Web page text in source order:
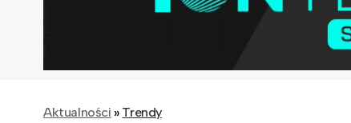
Aktualności » Trendy